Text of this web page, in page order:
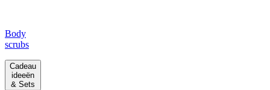
Body
scrubs
Cadeau
ideeën
& Sets